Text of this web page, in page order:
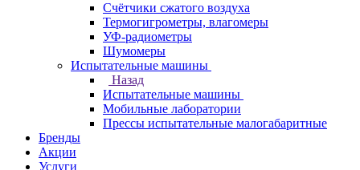
Счётчики сжатого воздуха
Термогигрометры, влагомеры
УФ-радиометры
Шумомеры
Испытательные машины
Назад
Испытательные машины
Мобильные лаборатории
Прессы испытательные малогабаритные
Бренды
Акции
Услуги